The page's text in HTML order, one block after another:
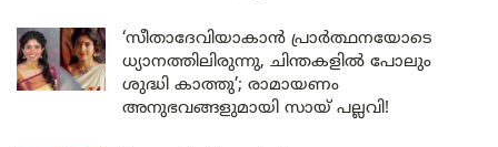
‘സീതാദേവിയാകാൻ പ്രാർത്ഥനയോടെ
ധ്യാനത്തിലിരുന്നു, ചിന്തകളിൽ പോലും
ശുദ്ധി കാത്തു’; രാമായണം
അനുഭവങ്ങളുമായി സായ് പല്ലവി!